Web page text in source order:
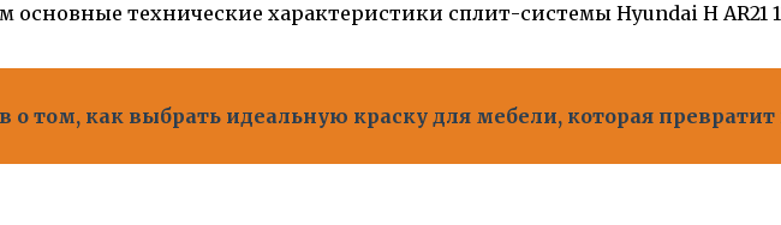
основные технические характеристики сплит-системы Hyundai H AR21
о том, как выбрать идеальную краску для мебели, которая